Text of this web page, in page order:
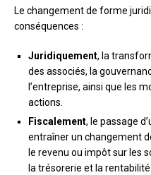
Le changement de forme
conséquences :
Juridiquement, la
des associés, la
l’entreprise, ainsi que les
actions.
Fiscalement, le passage
entraîner un changement
le revenu ou impôt sur les
la trésorerie et la rentabilité